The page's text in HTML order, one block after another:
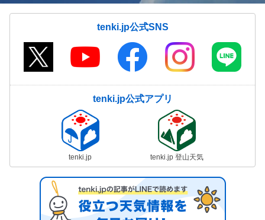
tenki.jp公式SNS
tenki.jp公式アプリ
tenki.jp tenki.jp 登山天気